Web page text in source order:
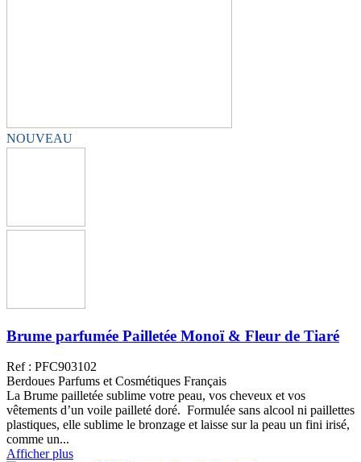
NOUVEAU
Brume parfumée Pailletée Monoï & Fleur de Tiaré
Ref : PFC903102
Berdoues Parfums et Cosmétiques Français
La Brume pailletée sublime votre peau, vos cheveux et vos
vêtements d’un voile pailleté doré. Formulée sans alcool ni paillettes
plastiques, elle sublime le bronzage et laisse sur la peau un fini irisé,
comme un...
Afficher plus